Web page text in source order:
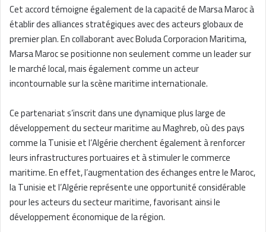
Cet accord témoigne également de la capacité de Marsa Maroc à
établir des alliances stratégiques avec des acteurs globaux de
premier plan. En collaborant avec Boluda Corporacion Maritima,
Marsa Maroc se positionne non seulement comme un leader sur
le marché local, mais également comme un acteur
incontournable sur la scène maritime internationale.
Ce partenariat s’inscrit dans une dynamique plus large de
développement du secteur maritime au Maghreb, où des pays
comme la Tunisie et l’Algérie cherchent également à renforcer
leurs infrastructures portuaires et à stimuler le commerce
maritime. En effet, l’augmentation des échanges entre le Maroc,
la Tunisie et l’Algérie représente une opportunité considérable
pour les acteurs du secteur maritime, favorisant ainsi le
développement économique de la région.